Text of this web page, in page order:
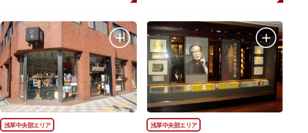
浅草中央部エリア 浅草中央部エリア